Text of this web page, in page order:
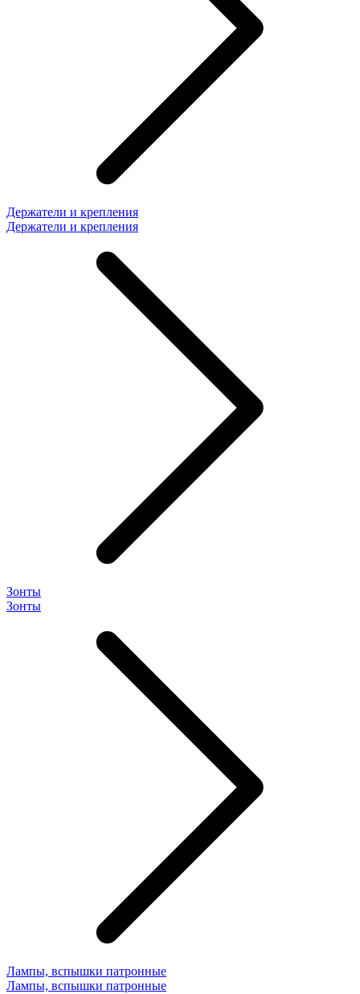
Держатели и крепления
Держатели и крепления
Зонты
Зонты
Лампы, вспышки патронные
Лампы, вспышки патронные